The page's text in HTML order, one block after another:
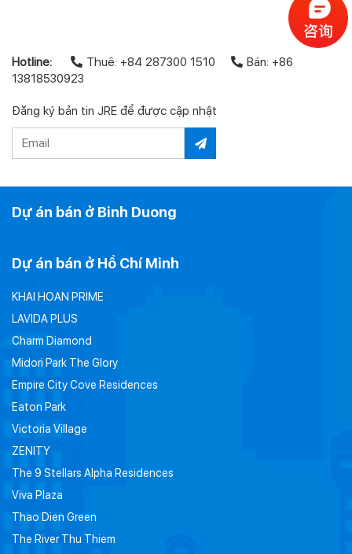
Hotline: Thuê: +84 287300 1510
Bán: +86
13818530923
Đăng ký bản tin JRE để được cập nhật
Dự án bán ở Binh Duong
Dự án bán ở Hồ Chí Minh
KHAI HOAN PRIME
LAVIDA PLUS
Charm Diamond
Midori Park The Glory
Empire City Cove Residences
Eaton Park
Victoria Village
ZENITY
The 9 Stellars Alpha Residences
Viva Plaza
Thao Dien Green
The River Thu Thiem